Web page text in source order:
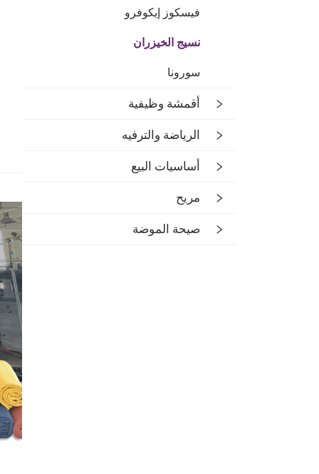
فيسكوز إيكوفرو
نسيج الخيزران
سورونا
أقمشة وظيفية
الرياضة والترفيه
أساسيات البيع
مريح
صيحة الموضة